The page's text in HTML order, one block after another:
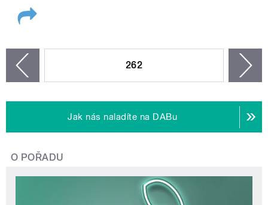
262
Jak nás naladíte na DABu
O POŘADU